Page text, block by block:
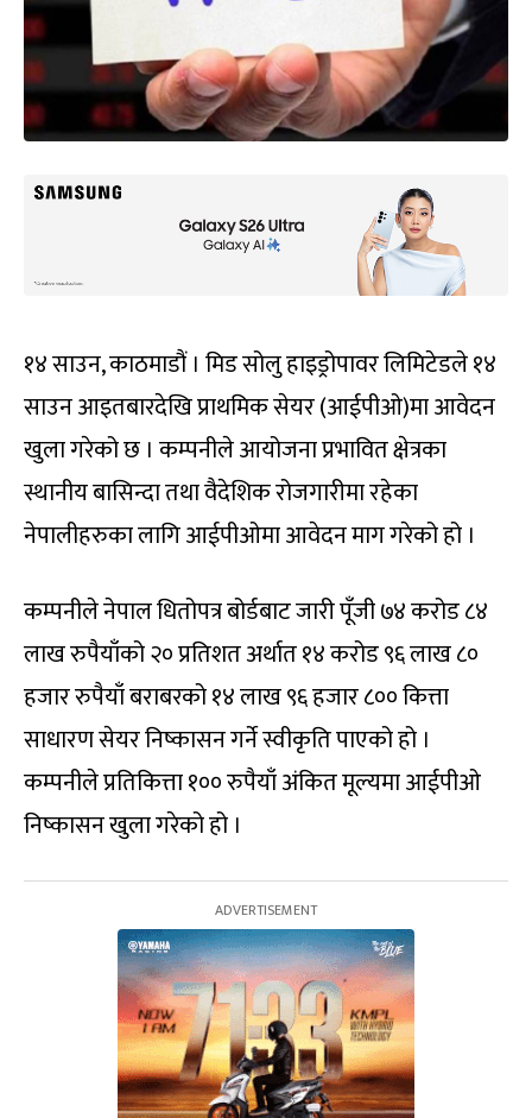
१४ साउन, काठमाडौं । मिड सोलु हाइड्रोपावर लिमिटेडले १४
साउन आइतबारदेखि प्राथमिक सेयर (आईपीओ)मा आवेदन
खुला गरेको छ । कम्पनीले आयोजना प्रभावित क्षेत्रका
स्थानीय बासिन्दा तथा वैदेशिक रोजगारीमा रहेका
नेपालीहरुका लागि आईपीओमा आवेदन माग गरेको हो ।
कम्पनीले नेपाल धितोपत्र बोर्डबाट जारी पूँजी ७४ करोड ८४
लाख रुपैयाँको २० प्रतिशत अर्थात १४ करोड ९६ लाख ८०
हजार रुपैयाँ बराबरको १४ लाख ९६ हजार ८०० कित्ता
साधारण सेयर निष्कासन गर्ने स्वीकृति पाएको हो ।
कम्पनीले प्रतिकित्ता १०० रुपैयाँ अंकित मूल्यमा आईपीओ
निष्कासन खुला गरेको हो ।